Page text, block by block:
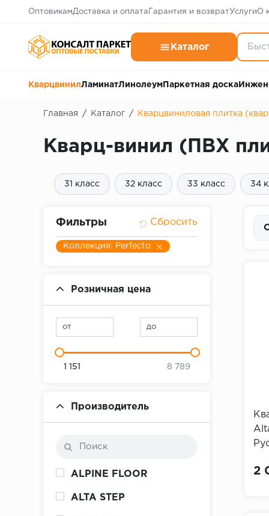
ОптовикамДоставка и оплата Гарантия и возвратУслугиО
Каталог
КварцвинилЛаминатЛинолеум Паркетная доска
Главная / Каталог / Кварцвиниловая плитка
Кварц-винил (ПВХ
31 класс 32 класс 33 класс 34
Фильтры
Коллекция: Perfecto
Розничная цена
от до
1 151 8 789
Производитель
ALPINE FLOOR
ALTA STEP
2